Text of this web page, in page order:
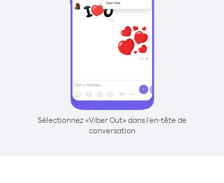
Sélectionnez «Viber Out» dans l'en-tête de
conversation